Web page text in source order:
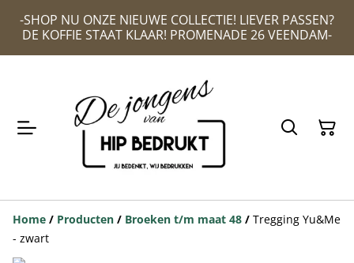
-SHOP NU ONZE NIEUWE COLLECTIE! LIEVER PASSEN?
DE KOFFIE STAAT KLAAR! PROMENADE 26 VEENDAM-
Home / Producten / Broeken t/m maat 48 / Tregging Yu&Me
- zwart